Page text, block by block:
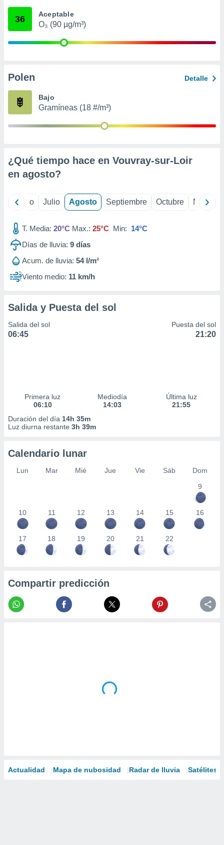
mediante
publicidad
de
36 Aceptable
O₃ (90 µg/m³)
Polen Detalle
Bajo
Gramíneas (18 #/m³)
¿Qué tiempo hace en Vouvray-sur-Loir
en agosto?
Junio Julio Agosto Septiembre Octubre
T. Media: 20°C Max.: 25°C Min: 14°C
Días de lluvia: 9 días
Acum. de lluvia: 54 l/m²
Viento medio: 11 km/h
Salida y Puesta del sol
Salida del sol
06:45
Puesta del sol
21:20
Primera luz
06:10
Mediodía
14:03
Última luz
21:55
Duración del día 14h 35m
Luz diurna restante 3h 39m
Calendario lunar
Lun Mar Mié Jue Vie Sáb
Dom
9
10 11 12 13 14 15 16
17 18 19 20 21 22
Compartir predicción
Actualidad Mapa de nubosidad Radar de lluvia Satélites